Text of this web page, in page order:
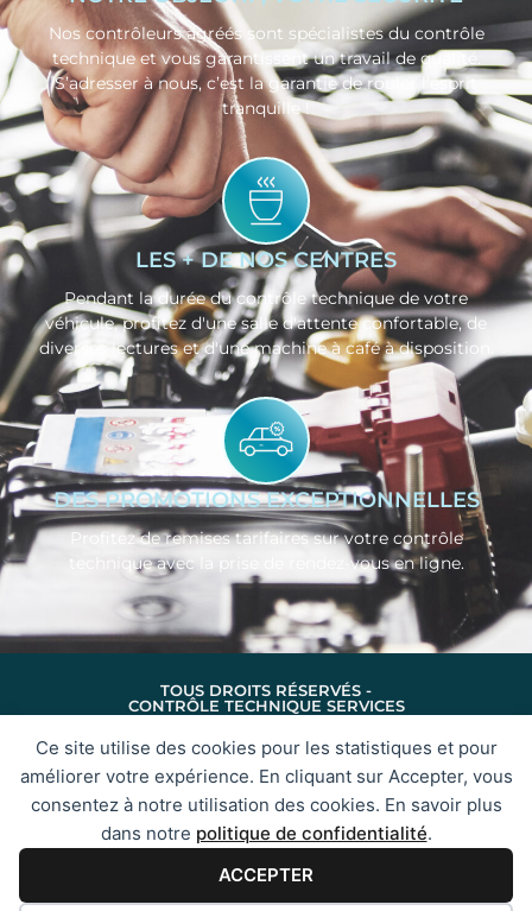
Ce site utilise des cookies pour les statistiques et pour
améliorer votre expérience. En cliquant sur Accepter, vous
consentez à notre utilisation des cookies. En savoir plus
dans notre politique de confidentialité.
ACCEPTER
PRÉFÉRENCES DES COOKIES
Nos contrôleurs agréés sont spécialistes du contrôle
technique et vous garantissent un travail de qualité.
S’adresser à nous, c’est la garantie de rouler l’esprit
tranquille !
LES + DE NOS CENTRES
Pendant la durée du contrôle technique de votre
véhicule, profitez d'une salle d'attente confortable, de
diverses lectures et d'une machine à café à disposition.
DES PROMOTIONS EXCEPTIONNELLES
Profitez de remises tarifaires sur votre contrôle
technique avec la prise de rendez-vous en ligne.
TOUS DROITS RÉSERVÉS -
CONTRÔLE TECHNIQUE SERVICES
PLAN DU SITE